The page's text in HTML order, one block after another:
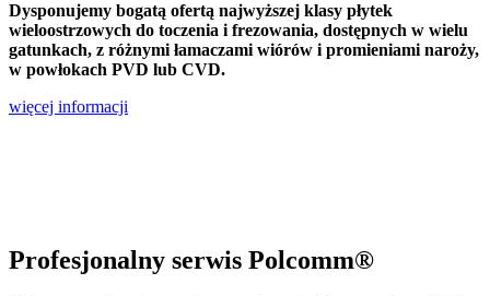
Dysponujemy bogatą ofertą najwyższej klasy płytek
wieloostrzowych do toczenia i frezowania, dostępnych w wielu
gatunkach, z różnymi łamaczami wiórów i promieniami naroży,
w powłokach PVD lub CVD.
więcej informacji
Profesjonalny serwis Polcomm®